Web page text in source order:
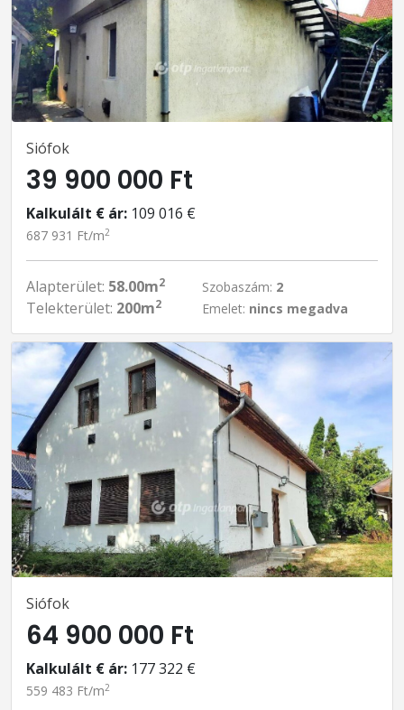
Siófok
39 900 000 Ft
Kalkulált € ár: 109 016 €
687 931 Ft/m2
Alapterület: 58.00m2
Telekterület: 200m2
Szobaszám: 2
Emelet: nincs megadva
Siófok
64 900 000 Ft
Kalkulált € ár: 177 322 €
559 483 Ft/m2